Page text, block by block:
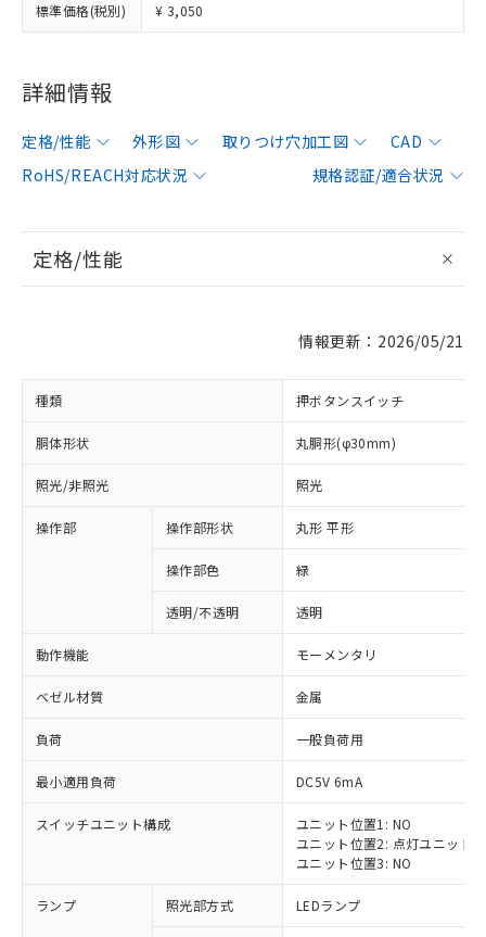
標準価格(税別) ¥ 3,050
詳細情報
定格/性能 外形図 取りつけ穴加工図
CAD
RoHS/REACH対応状況
規格認証/適合状況
定格/性能
情報更新：2026/05/21
種類 押ボタンスイッチ
胴体形状 丸胴形(φ30mm)
照光/非照光 照光
操作部 操作部形状 丸形 平形
操作部色 緑
透明/不透明 透明
動作機能 モーメンタリ
ベゼル材質 金属
負荷 一般負荷用
最小適用負荷 DC5V 6mA
スイッチユニット構成
ユニット位置1: NO
ユニット位置2: 点灯ユニット
ユニット位置3: NO
ランプ 照光部方式 LEDランプ